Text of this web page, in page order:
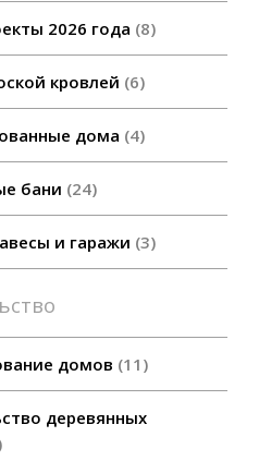
2026 года 8
кровлей 6
дома 4
бани 24
и гаражи 3
домов 11
деревянных